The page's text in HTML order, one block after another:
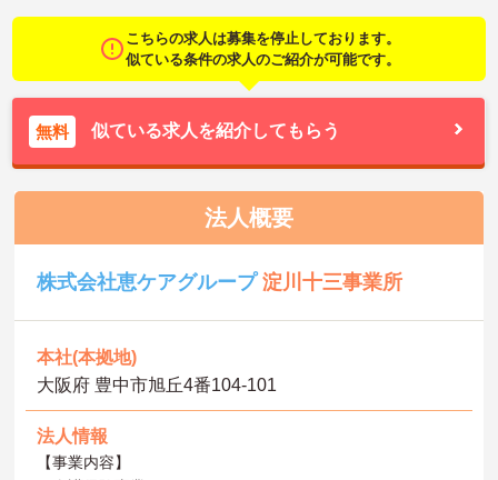
こちらの求人は募集を停止しております。
似ている条件の求人のご紹介が可能です。
無料 似ている求人を紹介してもらう
法人概要
株式会社恵ケアグループ淀川十三事業所
本社(本拠地)
大阪府 豊中市旭丘4番104-101
法人情報
【事業内容】